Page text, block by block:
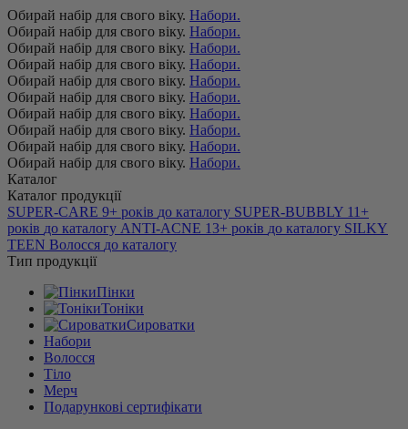
Обирай набір для свого віку. Набори.
Обирай набір для свого віку. Набори.
Обирай набір для свого віку. Набори.
Обирай набір для свого віку. Набори.
Обирай набір для свого віку. Набори.
Обирай набір для свого віку. Набори.
Обирай набір для свого віку. Набори.
Обирай набір для свого віку. Набори.
Обирай набір для свого віку. Набори.
Обирай набір для свого віку. Набори.
Каталог
Каталог продукції
SUPER-CARE 9+ років до каталогу SUPER-BUBBLY 11+
років до каталогу ANTI-ACNE 13+ років до каталогу SILKY
TEEN Волосся до каталогу
Тип продукції
Пінки
Тоніки
Сироватки
Набори
Волосся
Тіло
Мерч
Подарункові сертифікати